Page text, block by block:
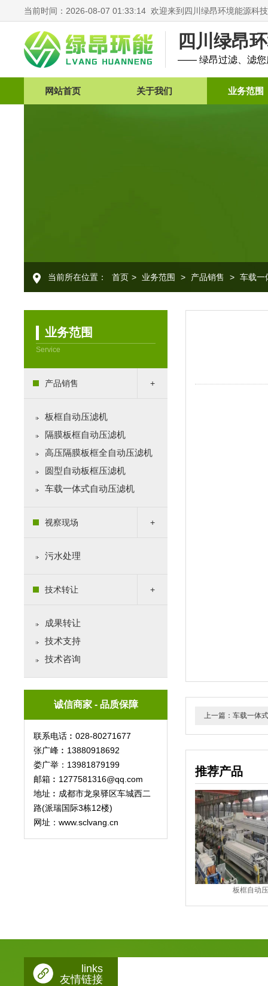
当前时间：2026-08-07 01:33:14 欢迎来到四川绿昂环境能源科
四川绿昂
—— 绿昂过滤、滤您
网站首页 关于我们 业务范围
当前所在位置： 首页 > 业务范围 > 产品销售 > 车载一
业务范围
Service
产品销售
板框自动压滤机
隔膜板框自动压滤机
高压隔膜板框全自动压滤机
圆型自动板框压滤机
车载一体式自动压滤机
视察现场
污水处理
技术转让
成果转让
技术支持
技术咨询
诚信商家 - 品质保障
联系电话︰028-80271677
张广峰︰13880918692
娄广举：13981879199
邮箱︰1277581316@qq.com
地址︰成都市龙泉驿区车城西二
路(派瑞国际3栋12楼)
网址：www.sclvang.cn
上一篇：车载一体
推荐产品
板框自动
links
友情链接